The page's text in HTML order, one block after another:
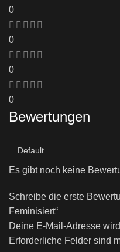
0
0
0
0
Bewertungen
Es gibt noch keine
Schreibe die erste
Feminisiert“
Deine E-Mail-Adresse
Erforderliche Felder sind